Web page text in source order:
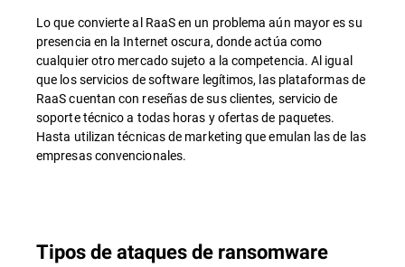
Lo que convierte al RaaS en un problema aún mayor es su
presencia en la Internet oscura, donde actúa como
cualquier otro mercado sujeto a la competencia. Al igual
que los servicios de software legítimos, las plataformas de
RaaS cuentan con reseñas de sus clientes, servicio de
soporte técnico a todas horas y ofertas de paquetes.
Hasta utilizan técnicas de marketing que emulan las de las
empresas convencionales.
Tipos de ataques de ransomware